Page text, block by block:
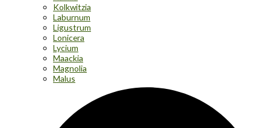
Kolkwitzia
Laburnum
Ligustrum
Lonicera
Lycium
Maackia
Magnolia
Malus